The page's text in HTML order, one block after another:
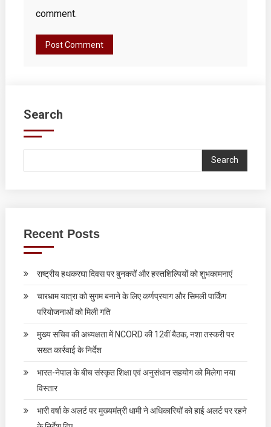
comment.
Search
Search
Recent Posts
राष्ट्रीय हथकरघा दिवस पर बुनकरों और हस्तशिल्पियों को शुभकामनाएं
चारधाम यात्रा को सुगम बनाने के लिए कर्णप्रयाग और सिमली पार्किंग
परियोजनाओं को मिली गति
मुख्य सचिव की अध्यक्षता में NCORD की 12वीं बैठक, नशा तस्करी पर
सख्त कार्रवाई के निर्देश
भारत-नेपाल के बीच संस्कृत शिक्षा एवं अनुसंधान सहयोग को मिलेगा नया
विस्तार
भारी वर्षा के अलर्ट पर मुख्यमंत्री धामी ने अधिकारियों को हाई अलर्ट पर रहने